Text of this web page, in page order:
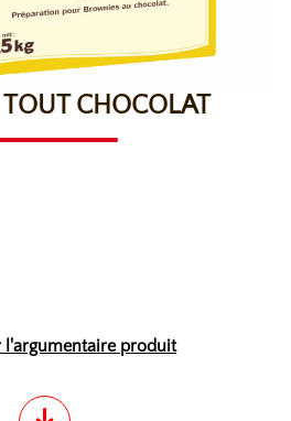
CHOCOLAT
l'argumentaire produit